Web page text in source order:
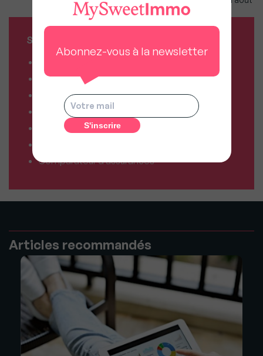
SERVICES MY SWEET'IMMO
Combien puis-je emprunter ?
Comparateur de forfaits mobile
Comparateur de forfaits box Internet
Comparateur d’offres déménagement
Comparateur d’assurances
Articles recommandés
Abonnez-vous à la newsletter